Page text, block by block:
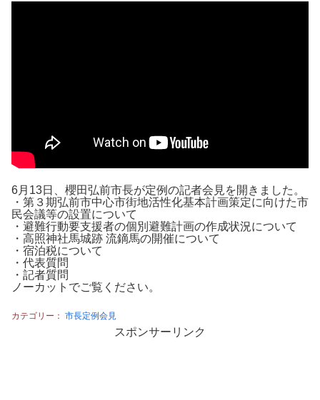
6月13日、櫻田弘前市長が定例の記者会見を開きました。
・第３期弘前市中心市街地活性化基本計画策定に向けた市
民会議等の設置について
・避難行動要支援者の個別避難計画の作成状況について
・高照神社馬城跡 流鏑馬の開催について
・宿泊税について
・代表質問
・記者質問
ノーカットでご覧ください。
カテゴリー： 市長定例会見
スポンサーリンク